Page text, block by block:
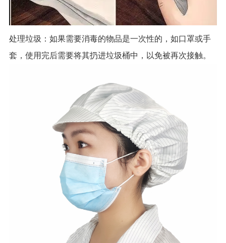
处理垃圾：如果需要消毒的物品是一次性的，如口罩或手
套，使用完后需要将其扔进垃圾桶中，以免被再次接触。